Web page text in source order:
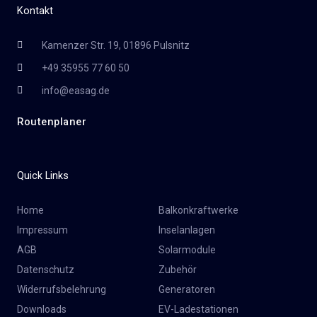
Kontakt
Kamenzer Str. 19, 01896 Pulsnitz
+49 35955 77 60 50
info@easag.de
Routenplaner
Quick Links
Home
Impressum
AGB
Datenschutz
Widerrufsbelehrung
Downloads
Balkonkraftwerke
Inselanlagen
Solarmodule
Zubehör
Generatoren
EV-Ladestationen